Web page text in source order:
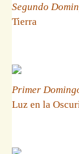
Segundo
Tierra
Primer
Luz en la